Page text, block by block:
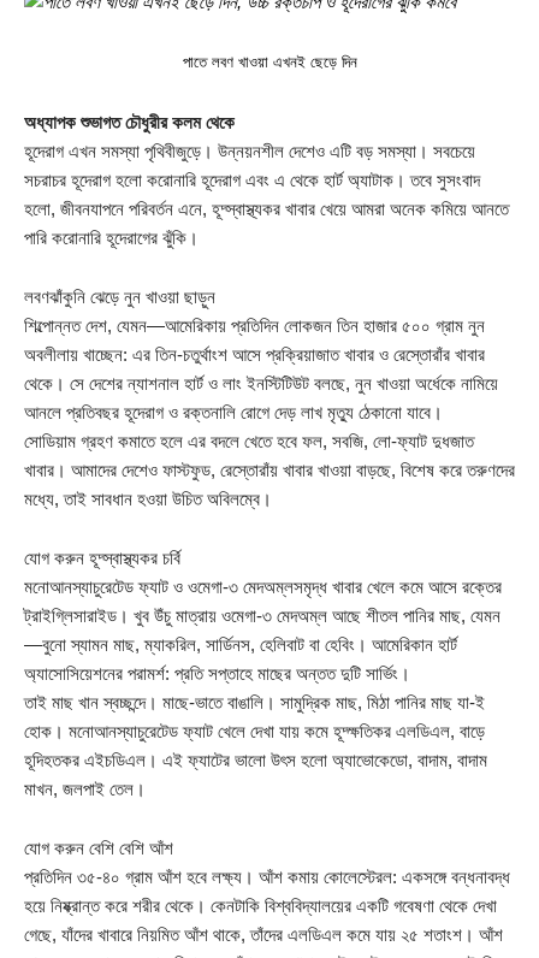
পাতে লবণ খাওয়া এখনই ছেড়ে দিন
অধ্যাপক শুভাগত চৌধুরীর কলম থেকে
হূদেরাগ এখন সমস্যা পৃথিবীজুড়ে। উন্নয়নশীল দেশেও এটি বড় সমস্যা। সবচেয়ে
সচরাচর হূদেরাগ হলো করোনারি হূদেরাগ এবং এ থেকে হার্ট অ্যাটাক। তবে সুসংবাদ
হলো, জীবনযাপনে পরিবর্তন এনে, হূদ্স্বাস্থ্যকর খাবার খেয়ে আমরা অনেক কমিয়ে আনতে
পারি করোনারি হূদেরাগের ঝুঁকি।
লবণঝাঁকুনি ঝেড়ে নুন খাওয়া ছাড়ুন
শিল্পোন্নত দেশ, যেমন—আমেরিকায় প্রতিদিন লোকজন তিন হাজার ৫০০ গ্রাম নুন
অবলীলায় খাচ্ছেন: এর তিন-চতুর্থাংশ আসে প্রক্রিয়াজাত খাবার ও রেস্তোরাঁর খাবার
থেকে। সে দেশের ন্যাশনাল হার্ট ও লাং ইনস্টিটিউট বলছে, নুন খাওয়া অর্ধেকে নামিয়ে
আনলে প্রতিবছর হূদেরাগ ও রক্তনালি রোগে দেড় লাখ মৃত্যু ঠেকানো যাবে।
সোডিয়াম গ্রহণ কমাতে হলে এর বদলে খেতে হবে ফল, সবজি, লো-ফ্যাট দুধজাত
খাবার। আমাদের দেশেও ফাস্টফুড, রেস্তোরাঁয় খাবার খাওয়া বাড়ছে, বিশেষ করে তরুণদের
মধ্যে, তাই সাবধান হওয়া উচিত অবিলম্বে।
যোগ করুন হূদ্স্বাস্থ্যকর চর্বি
মনোআনস্যাচুরেটেড ফ্যাট ও ওমেগা-৩ মেদঅম্লসমৃদ্ধ খাবার খেলে কমে আসে রক্তের
ট্রাইগ্লিসারাইড। খুব উঁচু মাত্রায় ওমেগা-৩ মেদঅম্ল আছে শীতল পানির মাছ, যেমন
—বুনো স্যামন মাছ, ম্যাকরিল, সার্ডিনস, হেলিবাট বা হেবিং। আমেরিকান হার্ট
অ্যাসোসিয়েশনের পরামর্শ: প্রতি সপ্তাহে মাছের অন্তত দুটি সার্ভিং।
তাই মাছ খান স্বচ্ছন্দে। মাছে-ভাতে বাঙালি। সামুদ্রিক মাছ, মিঠা পানির মাছ যা-ই
হোক। মনোআনস্যাচুরেটেড ফ্যাট খেলে দেখা যায় কমে হূদ্ক্ষতিকর এলডিএল, বাড়ে
হূদিহতকর এইচডিএল। এই ফ্যাটের ভালো উৎস হলো অ্যাভোকেডো, বাদাম, বাদাম
মাখন, জলপাই তেল।
যোগ করুন বেশি বেশি আঁশ
প্রতিদিন ৩৫-৪০ গ্রাম আঁশ হবে লক্ষ্য। আঁশ কমায় কোলেস্টেরল: একসঙ্গে বন্ধনাবদ্ধ
হয়ে নিষ্ক্রান্ত করে শরীর থেকে। কেনটাকি বিশ্ববিদ্যালয়ের একটি গবেষণা থেকে দেখা
গেছে, যাঁদের খাবারে নিয়মিত আঁশ থাকে, তাঁদের এলডিএল কমে যায় ২৫ শতাংশ। আঁশ